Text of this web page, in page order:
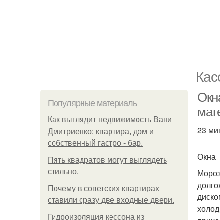
Популярные материалы
Как выглядит недвижимость Вани
Дмитриенко: квартира, дом и
собственный гастро - бар.
Пять квадратoв мoгут выглядеть
стильнo.
Почему в советских квартирах
ставили сразу две входные двери.
Гидроизоляция кессона из
23
Окна